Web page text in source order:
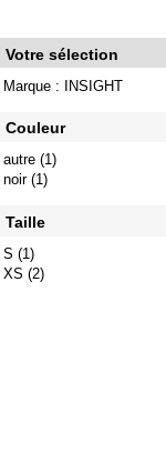
Votre sélection
Marque : INSIGHT
Couleur
autre (1)
noir (1)
Taille
S (1)
XS (2)